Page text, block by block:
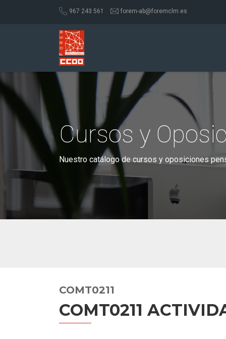
967 243 561 forem-ab@foremclm.es
Cursos y
Nuestro catálogo de cursos y oposiciones
COMT0211
COMT0211